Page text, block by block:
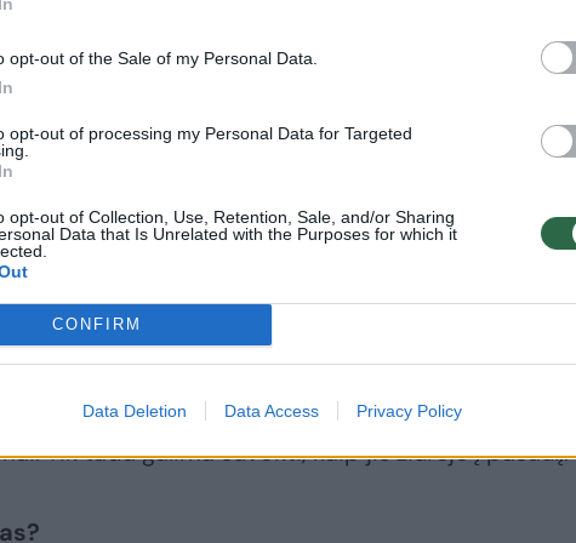
opt-out of the Sale of my Personal Data.
opt-out of processing my Personal Data for Targeted
opt-out of Collection, Use, Retention, Sale, and/or Sharing
Data that Is Unrelated with the Purposes for which it
CONFIRM
Data Deletion Data Access Privacy Policy
buvo tarsi koks žinomas ir laikui bėgant
projektas suteikė progą rasti naują kelią, pasižiūrėti
kodėl jis kūrė būtent taip, atrakinti savaip.
naujai kaip kūrėją. Didžiausią įspūdį padarė jo
ir tekstus atskirti ir vertinti atskirai būtų neteisinga
kūrėjas. Jo idėjos smelkiasi iš vienos
jo kūrybos visumą pradeda aiškėti jo
Tik tada galima suvokti, kaip jis žiūrėjo į pasaulį.